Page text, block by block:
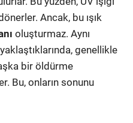
Ancak, bu ışık
oluşturmaz. Aynı
genellikle
bir öldürme
Bu, onların sonunu